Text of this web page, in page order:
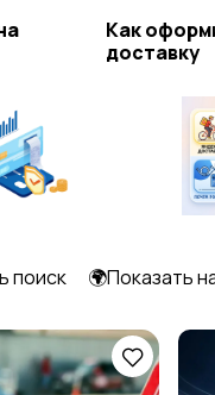
Как
доставку
поиск 🌍Показать